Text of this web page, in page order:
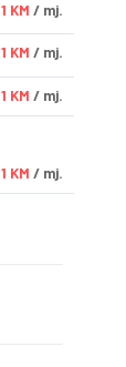
1 KM / mj.
1 KM / mj.
1 KM / mj.
1 KM / mj.